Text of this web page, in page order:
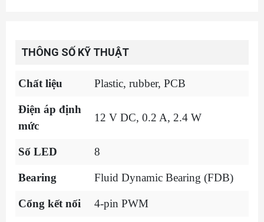
THÔNG SỐ KỸ THUẬT
Chất liệu Plastic, rubber, PCB
Điện áp định
mức
12 V DC, 0.2 A, 2.4 W
Số LED 8
Bearing Fluid Dynamic Bearing (FDB)
Cổng kết nối 4-pin PWM